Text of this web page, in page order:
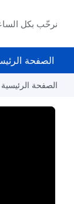
نرحّب بكل
الصفحة
الصفحة الرئيسية